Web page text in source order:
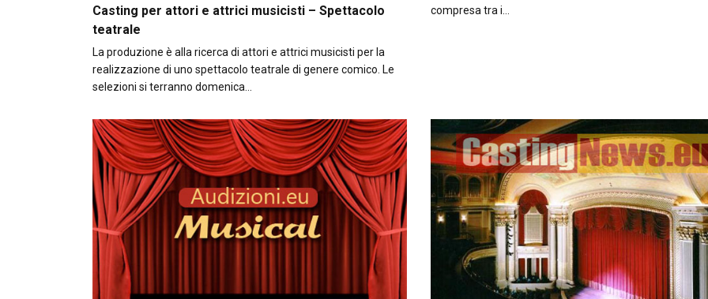
Casting per attori e attrici musicisti – Spettacolo
teatrale
La produzione è alla ricerca di attori e attrici musicisti per la
realizzazione di uno spettacolo teatrale di genere comico. Le
selezioni si terranno domenica…
compresa tra i…